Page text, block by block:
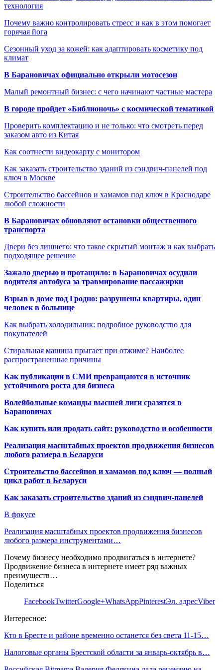
технология
Почему важно контролировать стресс и как в этом помогает
горячая йога
Сезонный уход за кожей: как адаптировать косметику под
климат
В Барановичах официально открыли мотосезон
Малый ремонтный бизнес: с чего начинают частные мастера
В городе пройдет «Библионочь» с космической тематикой
Проверить комплектацию и не только: что смотреть перед
заказом авто из Китая
Как соотнести видеокарту с монитором
Как заказать строительство зданий из сэндвич-панелей под
ключ в Москве
Строительство бассейнов и хамамов под ключ в Краснодаре
любой сложности
В Барановичах обновляют остановки общественного
транспорта
Двери без лишнего: что такое скрытый монтаж и как выбрать
подходящее решение
Зажало дверью и протащило: в Барановичах осудили
водителя автобуса за травмирование пассажирки
Взрыв в доме под Гродно: разрушены квартиры, один
человек в больнице
Как выбрать холодильник: подробное руководство для
покупателей
Стиральная машина прыгает при отжиме? Наиболее
распространенные причины
Как публикации в СМИ превращаются в источник
устойчивого роста для бизнеса
Волейбольные команды высшей лиги сразятся в
Барановичах
Как купить или продать сайт: руководство и особенности
Реализация масштабных проектов продвижения бизнесов
любого размера в Беларуси
Строительство бассейнов и хамамов под ключ — полный
цикл работ в Беларуси
Как заказать строительство зданий из сэндвич-панелей
В фокусе
Реализация масштабных проектов продвижения бизнесов
любого размера инструментами…
Почему бизнесу необходимо продвигаться в интернете?
Продвижение бизнеса в интернете имеет ряд важных
преимуществ…
Поделиться
FacebookTwitterGoogle+WhatsAppPinterestЭл. адресViber
Интересное:
Кто в Бресте и районе временно останется без света 11-15…
Налоговые органы Брестской области за январь-октябрь в…